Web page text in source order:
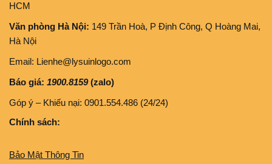
HCM
Văn phòng Hà Nội: 149 Trần Hoà, P Định Công, Q Hoàng Mai,
Hà Nội
Email: Lienhe@lysuinlogo.com
Báo giá: 1900.8159(zalo)
Góp ý – Khiếu nại: 0901.554.486 (24/24)
Chính sách:
Bảo Mật Thông Tin